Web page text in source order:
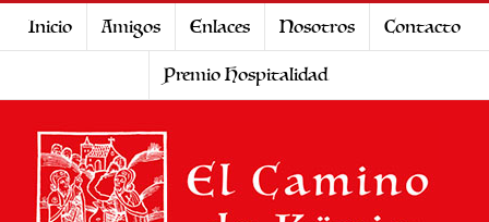
Inicio Amigos Enlaces Nosotros
Contacto
Premio Hospitalidad